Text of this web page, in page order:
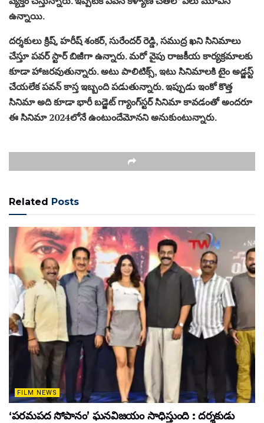
ఉన్నాయి.
దర్శకులు క్రిష్, హరీష్ శంకర్, సురేందర్ రెడ్డి, సముద్ర ఖని సినిమాలు
చేస్తూ పవర్ స్టార్ బిజీగా ఉన్నారు. మరో వైపు రాజకీయ కార్యక్రమాలకు
కూడా హాజరవుతున్నారు. అటు పాలిటిక్స్, ఇటు సినిమాలకి టైం అడ్జస్ట్
చేయలేక పవన్ కాస్త ఇబ్బంది పడుతున్నారు. ఇప్పుడు ఇంకో కొత్త
సినిమా అది కూడా భారీ బడ్జెట్ గ్యాంగ్‌స్టర్ సినిమా కావడంతో అందరూ
ఈ సినిమా 2024లోనే ఉంటుందేమోనని అనుకుంటున్నారు.
Related Posts
FILM NEWS
‘పరమపద సోపానం’ ఘనవిజయం సాధిస్తుంది : దర్శకుడు